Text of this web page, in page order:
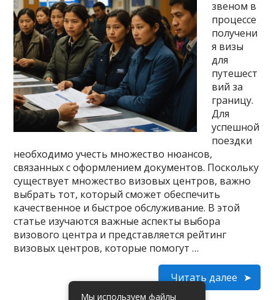
звеном в
процессе
получени
я визы
для
путешест
вий за
границу.
Для
успешной
поездки
необходимо учесть множество нюансов,
связанных с оформлением документов. Поскольку
существует множество визовых центров, важно
выбрать тот, который сможет обеспечить
качественное и быстрое обслуживание. В этой
статье изучаются важные аспекты выбора
визового центра и представляется рейтинг
визовых центров, которые помогут …
Читать далее
Мы используем файлы